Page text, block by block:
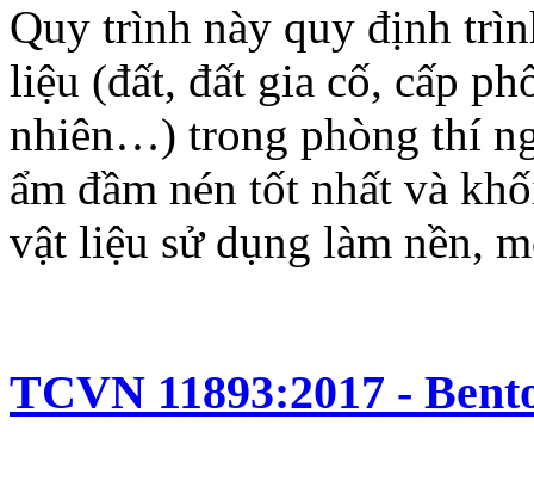
Quy trình này quy định
liệu (đất, đất gia cố, cấp
nhiên…) trong phòng thí
ẩm đầm nén tốt nhất và
vật liệu sử dụng làm nền,
TCVN 11893:2017 -